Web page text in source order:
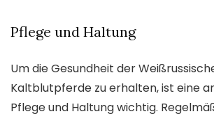
Pflege und Haltung
Um die Gesundheit der
Kaltblutpferde zu erhalten, ist eine
Pflege und Haltung wichtig.